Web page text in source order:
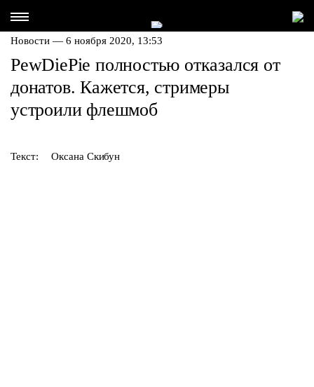
Новости — 6 ноября 2020, 13:53
PewDiePie полностью отказался от
донатов. Кажется, стримеры
устроили флешмоб
Текст: Оксана Скибун